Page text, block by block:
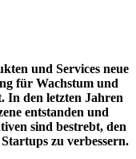
und Services neue
für Wachstum und
In den letzten Jahren
entstanden und
sind bestrebt, den
zu verbessern.